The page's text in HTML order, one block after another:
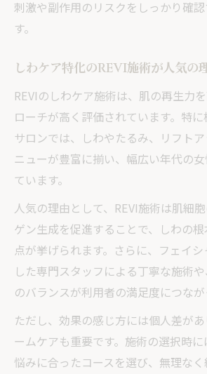
刺激や副作用のリスクをしっかり確
す。
しわケア特化のREVI施術が人気の
REVIのしわケア施術は、肌の再生力
ローチが高く評価されています。特
サロンでは、しわやたるみ、リフト
ニューが豊富に揃い、幅広い年代の
ています。
人気の理由として、REVI施術は肌細
ゲン生成を促進することで、しわの
点が挙げられます。さらに、フェイ
した専門スタッフによる丁寧な施術
のバランスが利用者の満足度につなが
ただし、効果の感じ方には個人差が
ームケアも重要です。施術の選択時
悩みに合ったコースを選び、無理な